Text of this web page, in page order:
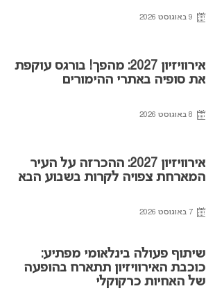
9 באוגוסט 2026
אירוויזיון 2027: מהפך! בורגס עוקפת
את סופיה באתרי ההימורים
8 באוגוסט 2026
אירוויזיון 2027: ההכרזה על העיר
המארחת צפויה לקרות בשבוע הבא
7 באוגוסט 2026
שיתוף פעולה בינלאומי מפתיע:
כוכבת האירוויזיון תתארח בהופעה
של האחיות כרקוקלי